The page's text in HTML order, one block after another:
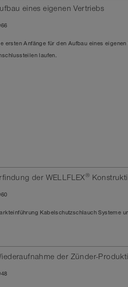
eines eigenen Vertriebs
ersten Anfänge für den Aufbau eines
laufen.
der WELLFLEX®
Kabelschutzschlauch Systeme
der Zünder-